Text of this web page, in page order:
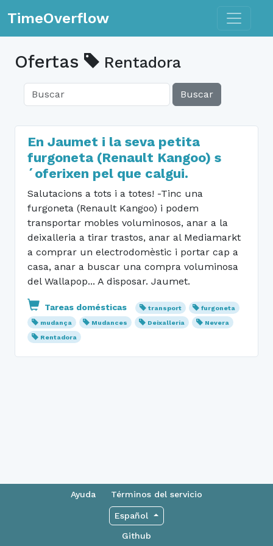
TimeOverflow Toggle
Ofertas Rentadora
Buscar
En Jaumet i la seva petita
furgoneta (Renault Kangoo) s
´oferixen pel que calgui.
Salutacions a tots i a totes! -Tinc una
furgoneta (Renault Kangoo) i podem
transportar mobles voluminosos, anar a la
deixalleria a tirar trastos, anar al Mediamarkt
a comprar un electrodomèstic i portar cap a
casa, anar a buscar una compra voluminosa
del Wallapop... A disposar. Jaumet.
Tareas domésticas transport
furgoneta
mudança
Mudances Deixalleria
Nevera
Rentadora
Ayuda Términos del servicio
Español
Github